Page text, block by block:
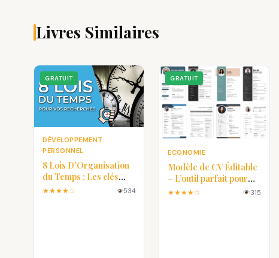
Livres Similaires
GRATUIT
DÉVELOPPEMENT
PERSONNEL
8 Lois D'Organisation
du Temps : Les clés
pour une vie plus
★★★★☆ 534
GRATUIT
ECONOMIE
Modèle de CV Éditable
– L’outil parfait pour
créer un CV
★★★★☆ 315